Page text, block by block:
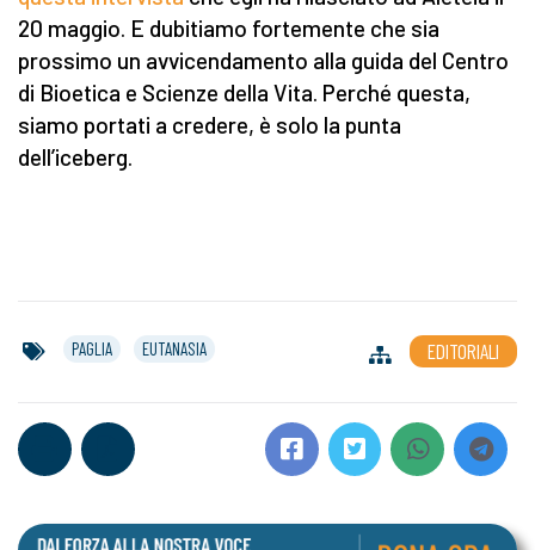
20 maggio. E dubitiamo fortemente che sia
prossimo un avvicendamento alla guida del Centro
di Bioetica e Scienze della Vita. Perché questa,
siamo portati a credere, è solo la punta
dell’iceberg.
PAGLIA EUTANASIA EDITORIALI